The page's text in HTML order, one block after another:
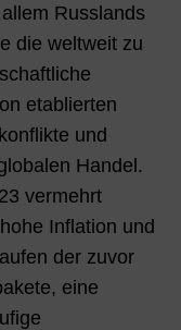
Russlands
die weltweit zu
etablierten
und
Handel.
vermehrt
Inflation und
der zuvor
eine